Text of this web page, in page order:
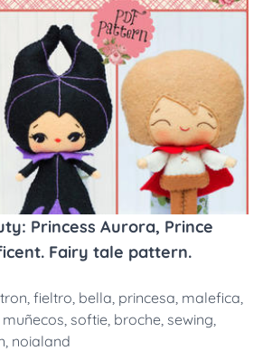
Princess Aurora, Prince
Fairy tale pattern.
, fieltro, bella, princesa, malefica,
muñecos, softie, broche, sewing,
, noialand